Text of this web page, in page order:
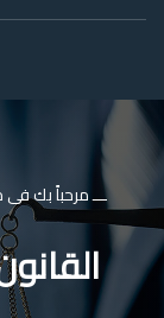
ـــ مرحباً بك